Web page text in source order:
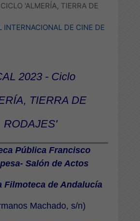
'ALMERÍA, TIERRA DE
INTERNACIONAL DE CINE DE
2023 - Ciclo
TIERRA DE
RODAJES'
Pública Francisco
Salón de Actos
Filmoteca de Andalucía
Machado, s/n)